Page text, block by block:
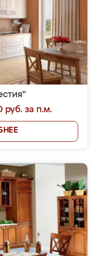
руб. за п.м.